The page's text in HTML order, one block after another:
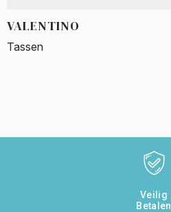
VALENTINO
Tassen
Veilig
Betalen